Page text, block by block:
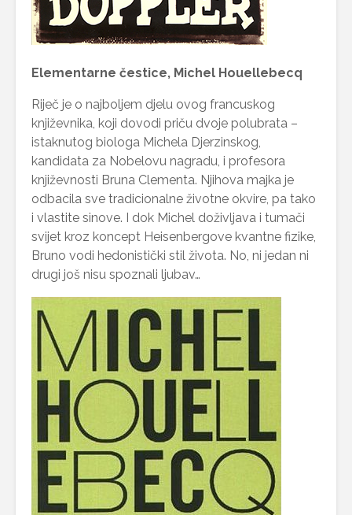
Elementarne čestice, Michel Houellebecq
Riječ je o najboljem djelu ovog francuskog
književnika, koji dovodi priču dvoje polubrata –
istaknutog biologa Michela Djerzinskog,
kandidata za Nobelovu nagradu, i profesora
književnosti Bruna Clementa. Njihova majka je
odbacila sve tradicionalne životne okvire, pa tako
i vlastite sinove. I dok Michel doživljava i tumači
svijet kroz koncept Heisenbergove kvantne fizike,
Bruno vodi hedonistički stil života. No, ni jedan ni
drugi još nisu spoznali ljubav…